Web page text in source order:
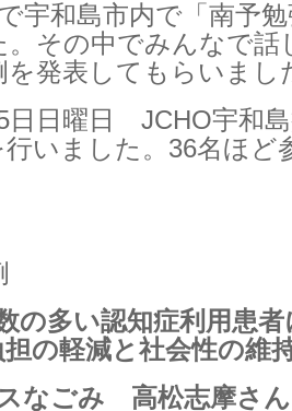
宇和島市内で「南予
。その中でみんなで話
を発表してもらいまし
日日曜日 JCHO宇和
行いました。36名ほど
の多い認知症利用患者
の軽減と社会性の維
なごみ 高松志摩さ